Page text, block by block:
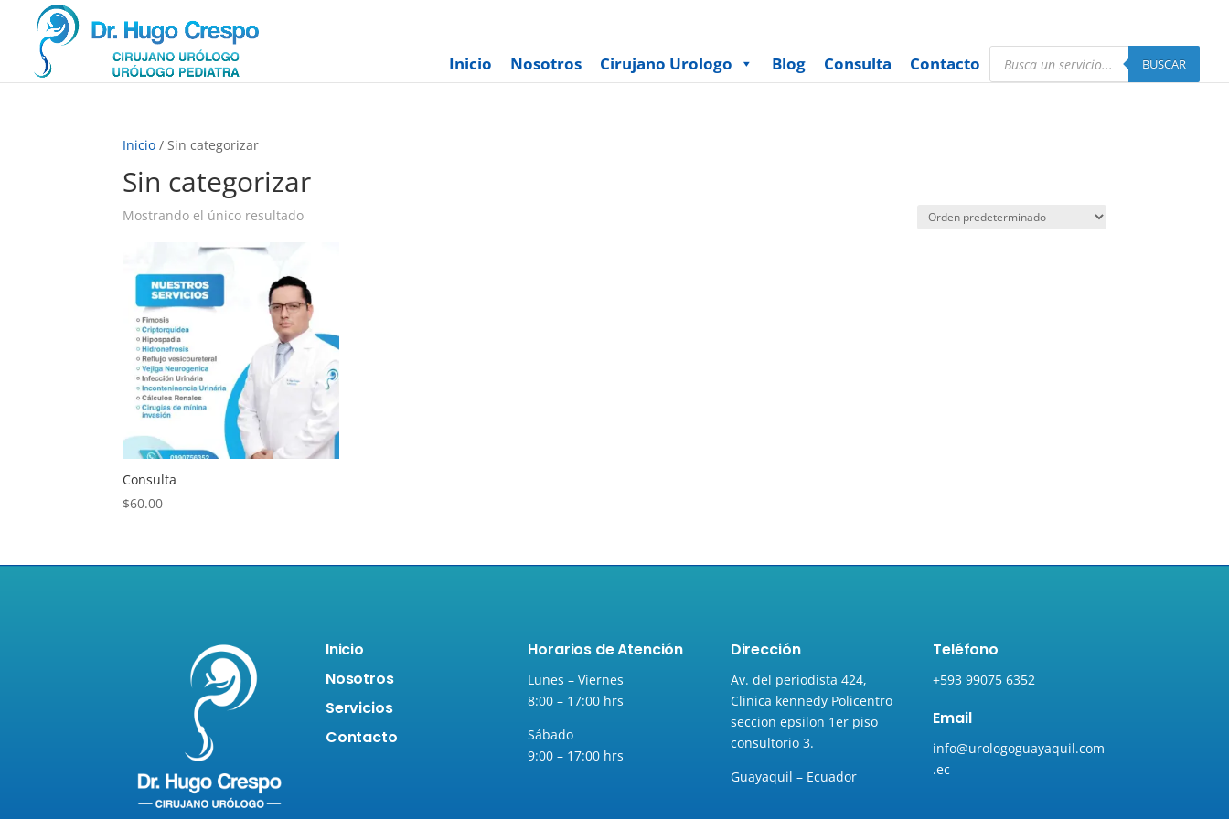
Inicio Nosotros Cirujano Urologo Blog Consulta Contacto
Búsqueda
productos
BUSCAR
Inicio / Sin categorizar
Sin categorizar
Mostrando el único resultado
Consulta
$60.00
Inicio
Nosotros
Servicios
Contacto
Horarios de Atención
Lunes – Viernes
8:00 – 17:00 hrs
Sábado
9:00 – 17:00 hrs
Dirección
Av. del periodista 424,
Clinica kennedy Policentro
seccion epsilon 1er piso
consultorio 3.
Guayaquil – Ecuador
Teléfono
+59399075 6352
Email
info@urologoguayaquil.com
.ec